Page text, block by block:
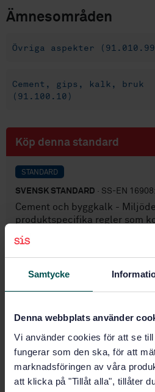
Samtycke
Denna webbplats använder
Vi använder cookies för att se
fungerar som den ska, för att
marknadsföringen av våra
att klicka på "Tillåt alla", tillåter
Ämnesområden
Övriga aspekter
Cement, gips, kalk, bruk
(91.100.10)
Köp denna standard
STANDARD
SVENSK STANDARD · SS-EN
Cement och byggkalk -
produktspecifika regler som
Prenumerera på
Produktinformation